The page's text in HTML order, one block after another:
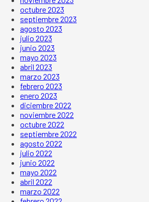
octubre 2023
septiembre 2023
agosto 2023
julio 2023
junio 2023
mayo 2023
abril 2023
marzo 2023
febrero 2023
enero 2023
diciembre 2022
noviembre 2022
octubre 2022
septiembre 2022
agosto 2022
julio 2022
junio 2022
mayo 2022
abril 2022
marzo 2022